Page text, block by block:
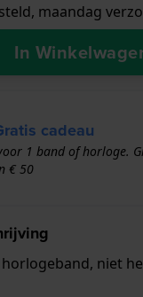
maandag
In
cadeau
1 band of horloge.
€ 50
niet